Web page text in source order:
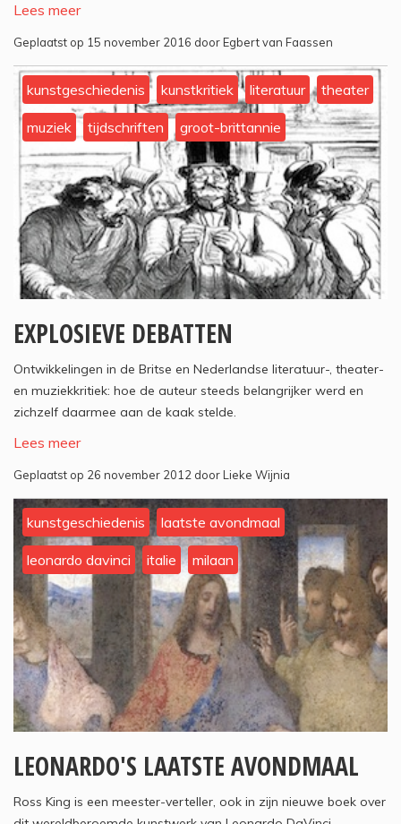
Lees meer
Geplaatst op 15 november 2016 door Egbert van Faassen
kunstgeschiedenis kunstkritiek literatuur theater
muziek tijdschriften groot-brittannie
EXPLOSIEVE DEBATTEN
Ontwikkelingen in de Britse en Nederlandse literatuur-, theater-
en muziekkritiek: hoe de auteur steeds belangrijker werd en
zichzelf daarmee aan de kaak stelde.
Lees meer
Geplaatst op 26 november 2012 door Lieke Wijnia
kunstgeschiedenis laatste avondmaal
leonardo davinci italie milaan
LEONARDO'S LAATSTE AVONDMAAL
Ross King is een meester-verteller, ook in zijn nieuwe boek over